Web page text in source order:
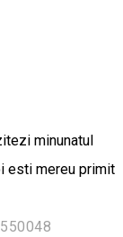
minunatul
esti mereu primit